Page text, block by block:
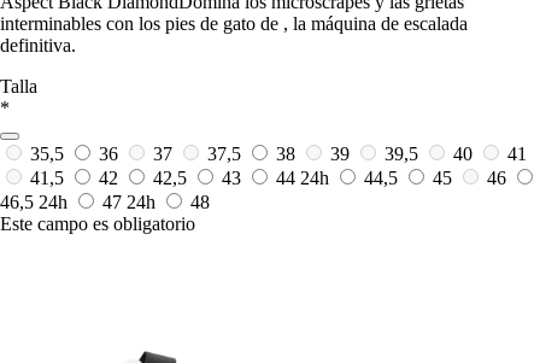
interminables con los pies de gato de , la máquina de escalada
definitiva.
Talla
*
35,5 36 37 37,5 38 39 39,5 40
41
41,5
42 42,5 43 44 24h 44,5 45
46
46,5 24h 47 24h
48
Este campo es obligatorio